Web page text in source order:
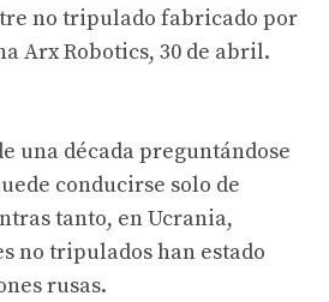
no tripulado fabricado por
Arx Robotics, 30 de abril.
una década preguntándose
conducirse solo de
tanto, en Ucrania,
no tripulados han estado
rusas.